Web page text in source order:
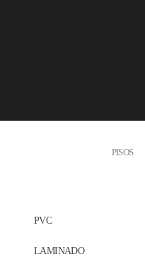
PISOS
PVC
LAMINADO